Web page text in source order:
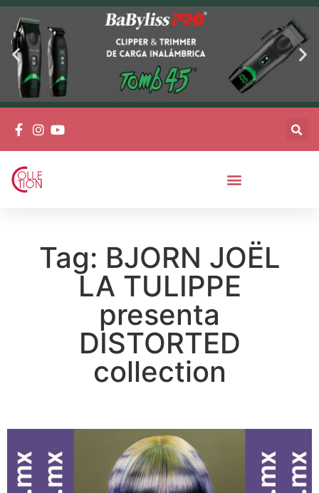
Tag: BJORN JOËL
LA TULIPPE
presenta
DISTORTED
collection